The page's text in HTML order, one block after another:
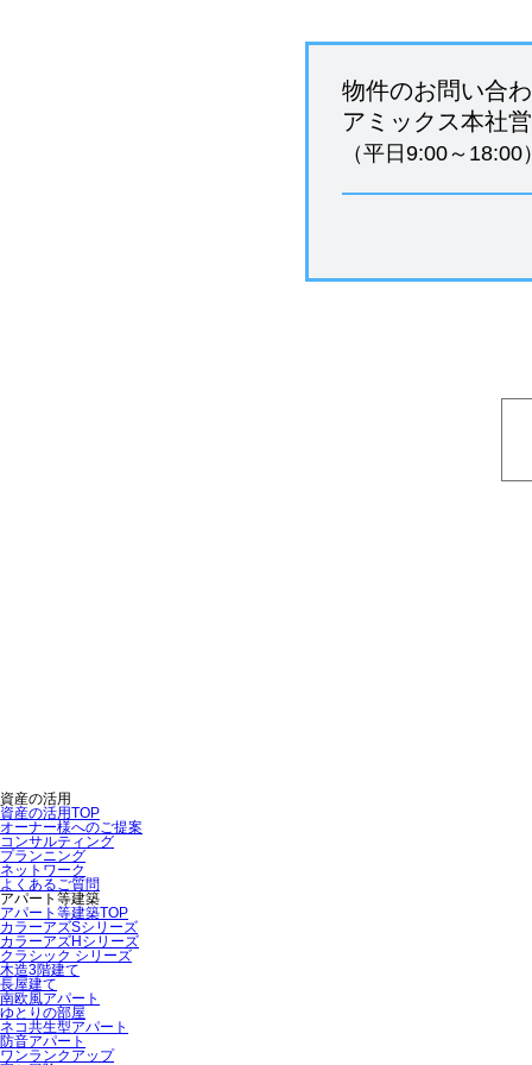
物件のお問い合
アミックス本社
（平日9:00～18:00
資産の活用
資産の活用TOP
オーナー様へのご提案
コンサルティング
プランニング
ネットワーク
よくあるご質問
アパート等建築
アパート等建築TOP
カラーアズSシリーズ
カラーアズHシリーズ
クラシック シリーズ
木造3階建て
長屋建て
南欧風アパート
ゆとりの部屋
ネコ共生型アパート
防音アパート
ワンランクアップ